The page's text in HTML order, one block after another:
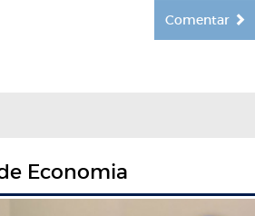
Comentar
Economia